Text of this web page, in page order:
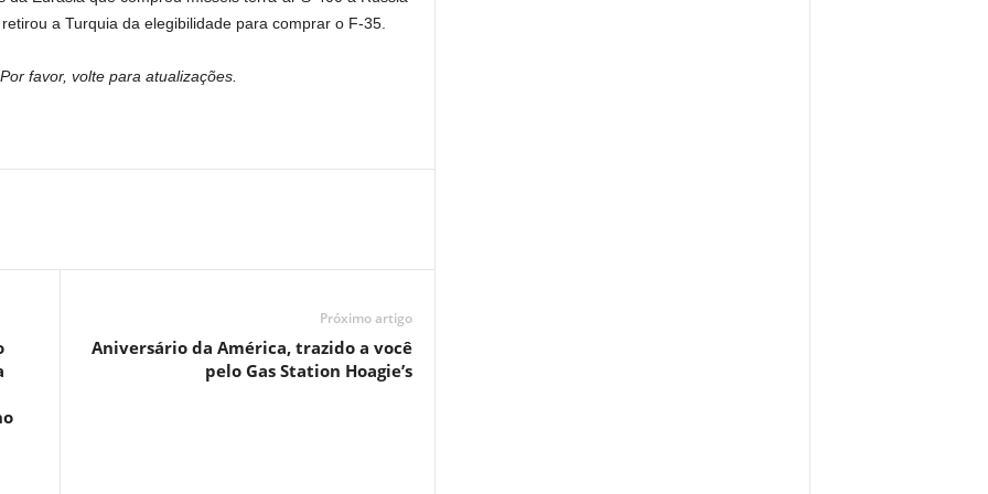
a Turquia da elegibilidade para comprar o F-35.
favor, volte para atualizações.
Próximo artigo
Aniversário da América, trazido a você
pelo Gas Station Hoagie’s